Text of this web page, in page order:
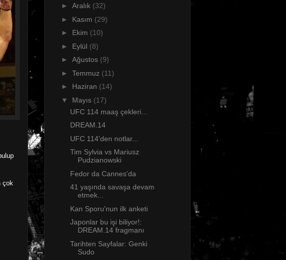
çok
► Aralık (32)
► Kasım (29)
► Ekim (10)
► Eylül (8)
► Ağustos (9)
► Temmuz (11)
► Haziran (14)
▼ Mayıs (17)
UFC 114 maaş çekleri...
DREAM.14
UFC 114'den notlar...
Tim Sylvia vs Mariusz
Pudzianowski
Fedor da Cannes'da
41 yaşında savaşa devam
etmek...
Kan Sporu'nun ilk anketi
Japonlar bu işi biliyor!:
DREAM.14 fragmanı
Tarihten Sayfalar: Genki
Sudo